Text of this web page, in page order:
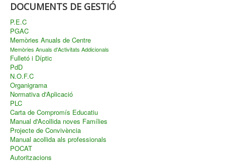
DOCUMENTS DE GESTIÓ
P.E.C
PGAC
Memòries Anuals de Centre
Memòries Anuals d'Activitats Addicionals
Fulletó i Díptic
PdD
N.O.F.C
Organigrama
Normativa d'Aplicació
PLC
Carta de Compromís Educatiu
Manual d'Acollida noves Famílies
Projecte de Convivència
Manual acollida als professionals
POCAT
Autoritzacions